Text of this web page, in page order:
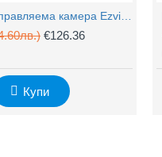
4MP Wi-Fi управляема камера Ezviz CS-H90 с два обектива, цветен нощен
€126.36
Купи